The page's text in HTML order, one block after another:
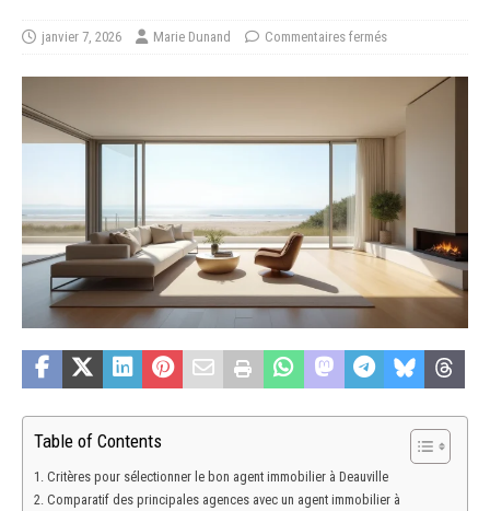
janvier 7, 2026 Marie Dunand Commentaires fermés
Table of Contents
Critères pour sélectionner le bon agent immobilier à Deauville
Comparatif des principales agences avec un agent immobilier à